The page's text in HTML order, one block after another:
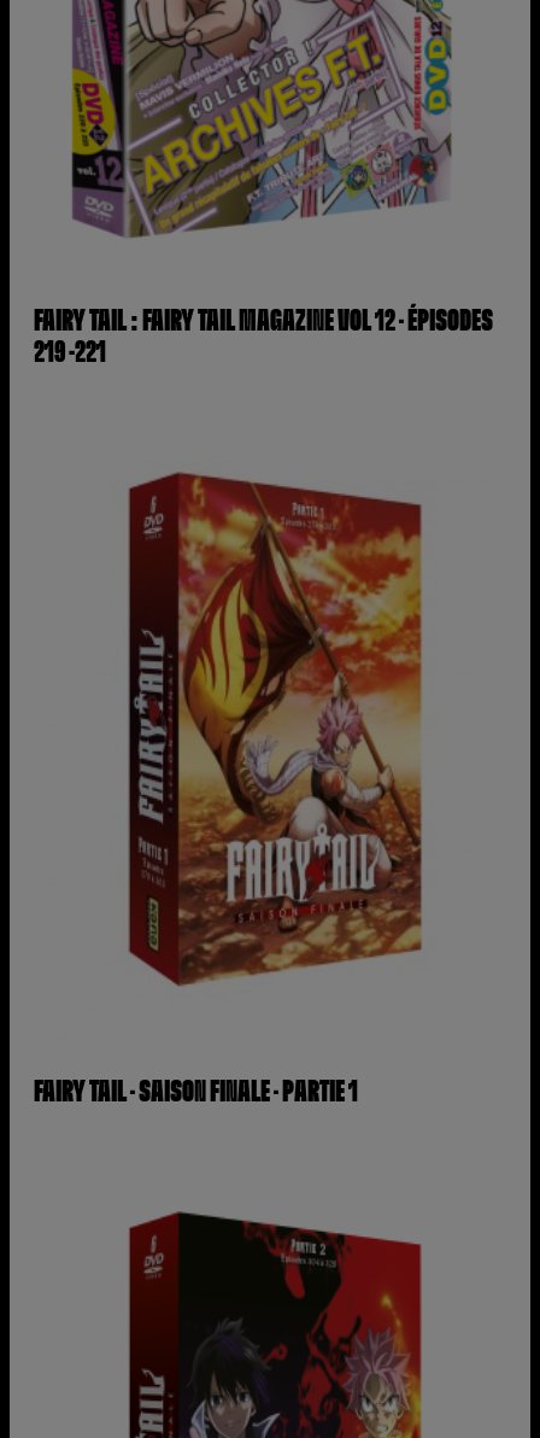
FAIRY TAIL : FAIRY TAIL MAGAZINE VOL 12 – ÉPISODES
219 -221
FAIRY TAIL – SAISON FINALE – PARTIE 1